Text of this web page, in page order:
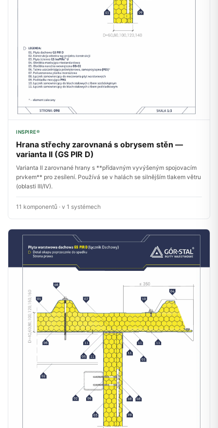
INSPIRE®
Hrana střechy zarovnaná s obrysem stěn —
varianta II (GS PIR D)
Varianta II zarovnané hrany s **přídavným vyvýšeným spojovacím
prvkem** pro zesílení. Používá se v halách se silnějším tlakem větru
(oblasti III/IV).
11 komponentů · v 1 systémech